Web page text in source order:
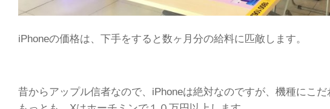
iPhoneの価格は、下手をすると数ヶ月分の給料に匹敵します。
昔からアップル信者なので、iPhoneは絶対なのですが、機種にこだ